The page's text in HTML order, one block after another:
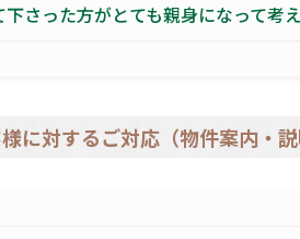
下さった方がとても親身になって考
に対するご対応（物件案内・